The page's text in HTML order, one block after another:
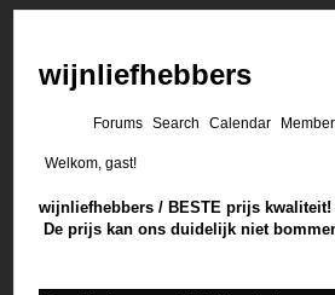
wijnliefhebbers
Forums Search Calendar
Welkom, gast!
wijnliefhebbers / BESTE prijs kwaliteit!
De prijs kan ons duidelijk niet